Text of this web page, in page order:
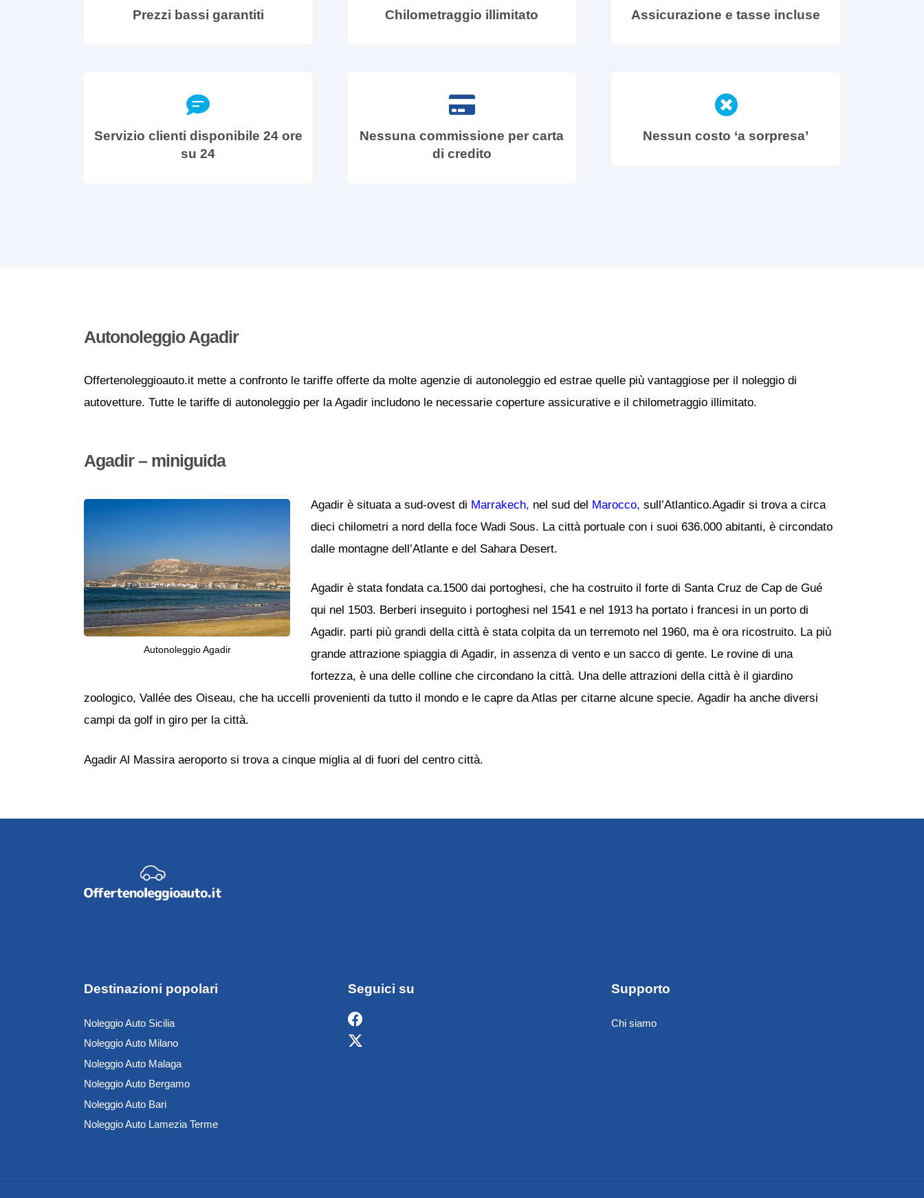
Prezzi bassi garantiti Chilometraggio illimitato Assicurazione e tasse incluse
Servizio clienti disponibile 24 ore
su 24
Nessuna commissione per carta
di credito
Nessun costo ‘a sorpresa’
Autonoleggio Agadir
Offertenoleggioauto.it mette a confronto le tariffe offerte da molte agenzie di autonoleggio ed estrae quelle più vantaggiose per il noleggio di
autovetture. Tutte le tariffe di autonoleggio per la Agadir includono le necessarie coperture assicurative e il chilometraggio illimitato.
Agadir – miniguida
Autonoleggio Agadir
Agadir è situata a sud-ovest di Marrakech, nel sud del Marocco, sull’Atlantico.Agadir si trova a circa
dieci chilometri a nord della foce Wadi Sous. La città portuale con i suoi 636.000 abitanti, è circondato
dalle montagne dell’Atlante e del Sahara Desert.
Agadir è stata fondata ca.1500 dai portoghesi, che ha costruito il forte di Santa Cruz de Cap de Gué
qui nel 1503. Berberi inseguito i portoghesi nel 1541 e nel 1913 ha portato i francesi in un porto di
Agadir. parti più grandi della città è stata colpita da un terremoto nel 1960, ma è ora ricostruito. La più
grande attrazione spiaggia di Agadir, in assenza di vento e un sacco di gente. Le rovine di una
fortezza, è una delle colline che circondano la città. Una delle attrazioni della città è il giardino
zoologico, Vallée des Oiseau, che ha uccelli provenienti da tutto il mondo e le capre da Atlas per citarne alcune specie. Agadir ha anche diversi
campi da golf in giro per la città.
Agadir Al Massira aeroporto si trova a cinque miglia al di fuori del centro città.
Destinazioni popolari
Noleggio Auto Sicilia
Noleggio Auto Milano
Noleggio Auto Malaga
Noleggio Auto Bergamo
Noleggio Auto Bari
Noleggio Auto Lamezia Terme
Seguici su Supporto
Chi siamo